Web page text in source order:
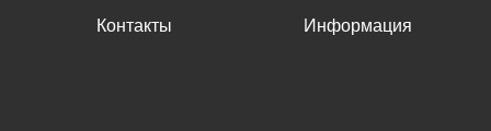
Контакты Информация